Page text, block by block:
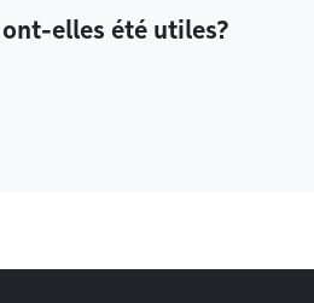
elles été utiles?